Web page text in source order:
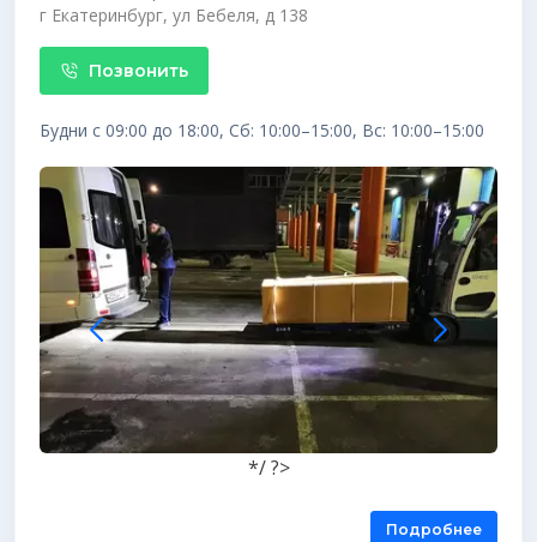
г Екатеринбург, ул Бебеля, д 138
Позвонить
Будни с 09:00 до 18:00, Сб: 10:00–15:00, Вс: 10:00–15:00
*/ ?>
Подробнее